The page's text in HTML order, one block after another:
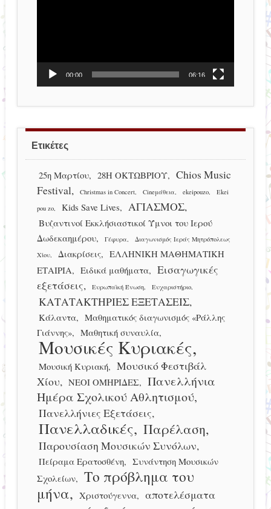
00:00 06:16
Ετικέτες
25η Μαρτίου 28Η ΟΚΤΩΒΡΙΟΥ
Chios Music
Festival
Christmas in Concert Cineμάθεια ekeipouzo
Ekei
pou zo
Kids Save Lives ΑΓΙΑΣΜΟΣ
Βυζαντινοί Εκκλήσιαστικοί Ύμνοι του Ιερού
Δωδεκαημέρου
Γέφυρα
Διαγωνισμός Ιεράς Μητρόπολεως
Χίου
Διακρίσεις
ΕΛΛΗΝΙΚΗ ΜΑΘΗΜΑΤΙΚΗ
ΕΤΑΙΡΙΑ
Ειδικά μαθήματα
Εισαγωγικές
εξετάσεις
Ευρωπαϊκή Ένωση Ευχαριστήριο
ΚΑΤΑΤΑΚΤΗΡΙΕΣ ΕΞΕΤΑΣΕΙΣ
Κάλαντα
Μαθηματικός διαγωνισμός «Ράλλης
Γιάννης»
Μαθητική συναυλία
Μουσικές Κυριακές
Μουσική Κυριακή
Μουσικό Φεστιβάλ
Χίου
ΝΕΟΙ ΟΜΗΡΙΔΕΣ
Πανελλήνια
Ημέρα Σχολικού Αθλητισμού
Πανελλήνιες Εξετάσεις
Πανελλαδικές Παρέλαση
Παρουσίαση Μουσικών Συνόλων
Πείραμα Ερατοσθένη
Συνάντηση Μουσικών
Σχολείων
Το πρόβλημα του
μήνα
Χριστούγεννα
αποτελέσματα